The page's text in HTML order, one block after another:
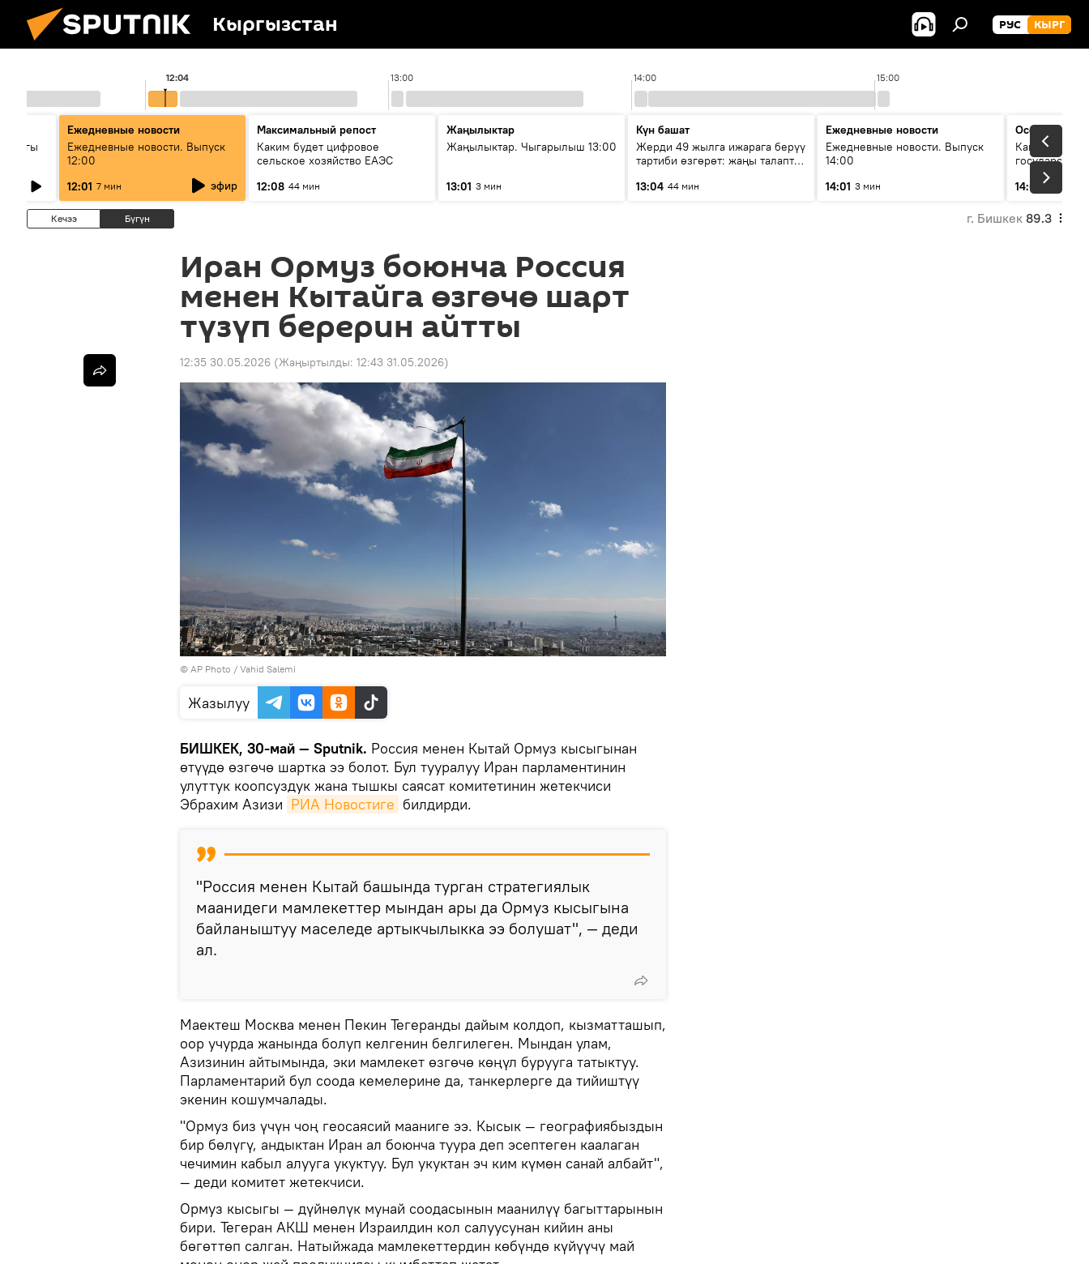
Кыргызстан РУС КЫРГ
13:00 14:00 15:00
12:04
Ежедневные новости
Ежедневные новости. Выпуск
12:00
12:01 7 мин эфир
Максимальный репост
Каким будет цифровое
сельское хозяйство ЕАЭС
12:08 44 мин
Жаңылыктар
Жаңылыктар. Чыгарылыш 13:00
13:01 3 мин
Күн башат
Жерди 49 жылга ижарага берүү
тартиби өзгөрөт: жаңы талаптар
13:04 44 мин
Ежедневные новости
Ежедневные новости. Выпуск
14:00
14:01 3 мин
Особый
Как
России и
глазами
14:04
Кечээ Бүгүн г. Бишкек 89.3
Иран Ормуз боюнча Россия
менен Кытайга өзгөчө шарт
түзүп берерин айтты
12:35 30.05.2026 (Жаңыртылды: 12:43 31.05.2026)
© AP Photo / Vahid Salemi
Жазылуу
БИШКЕК, 30-май — Sputnik. Россия менен Кытай Ормуз кысыгынан
өтүүдө өзгөчө шартка ээ болот. Бул тууралуу Иран парламентинин
улуттук коопсуздук жана тышкы саясат комитетинин жетекчиси
Эбрахим Азизи РИА Новостиге билдирди.
"Россия менен Кытай башында турган стратегиялык
маанидеги мамлекеттер мындан ары да Ормуз кысыгына
байланыштуу маселеде артыкчылыкка ээ болушат", — деди
ал.
Маектеш Москва менен Пекин Тегеранды дайым колдоп, кызматташып,
оор учурда жанында болуп келгенин белгилеген. Мындан улам,
Азизинин айтымында, эки мамлекет өзгөчө көңүл бурууга татыктуу.
Парламентарий бул соода кемелерине да, танкерлерге да тийиштүү
экенин кошумчалады.
"Ормуз биз үчүн чоң геосаясий мааниге ээ. Кысык — географиябыздын
бир бөлүгү, андыктан Иран ал боюнча туура деп эсептеген каалаган
чечимин кабыл алууга укуктуу. Бул укуктан эч ким күмөн санай албайт",
— деди комитет жетекчиси.
Ормуз кысыгы — дүйнөлүк мунай соодасынын маанилүү багыттарынын
бири. Тегеран АКШ менен Израилдин кол салуусунан кийин аны
бөгөттөп салган. Натыйжада мамлекеттердин көбүндө күйүүчү май